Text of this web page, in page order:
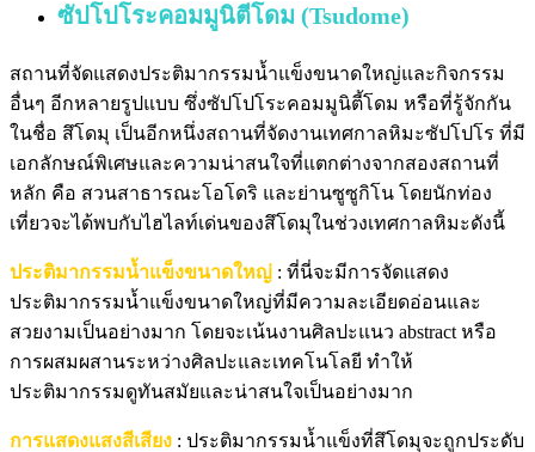
ซัปโปโระคอมมูนิตีโดม (Tsudome)
สถานที่จัดแสดงประติมากรรมน้ำแข็งขนาดใหญ่และกิจกรรม
อื่นๆ อีกหลายรูปแบบ ซึ่งซัปโปโระคอมมูนิตี้โดม หรือที่รู้จักกัน
ในชื่อ สึโดมุ เป็นอีกหนึ่งสถานที่จัดงานเทศกาลหิมะซัปโปโร ที่มี
เอกลักษณ์พิเศษและความน่าสนใจที่แตกต่างจากสองสถานที่
หลัก คือ สวนสาธารณะโอโดริ และย่านซูซูกิโน โดยนักท่อง
เที่ยวจะได้พบกับไฮไลท์เด่นของสึโดมุในช่วงเทศกาลหิมะดังนี้
ประติมากรรมน้ำแข็งขนาดใหญ่ : ที่นี่จะมีการจัดแสดง
ประติมากรรมน้ำแข็งขนาดใหญ่ที่มีความละเอียดอ่อนและ
สวยงามเป็นอย่างมาก โดยจะเน้นงานศิลปะแนว abstract หรือ
การผสมผสานระหว่างศิลปะและเทคโนโลยี ทำให้
ประติมากรรมดูทันสมัยและน่าสนใจเป็นอย่างมาก
การแสดงแสงสีเสียง : ประติมากรรมน้ำแข็งที่สึโดมุจะถูกประดับ